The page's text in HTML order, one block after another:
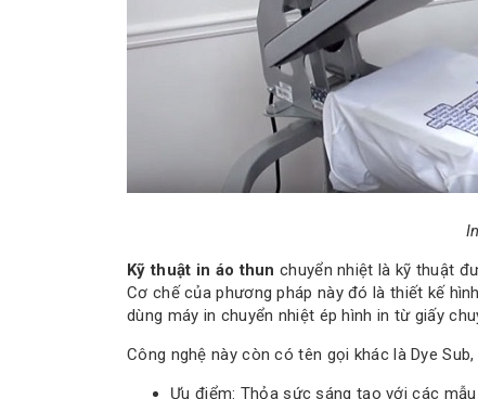
Kỹ thuật in áo thun chuyển nhiệt là kỹ thuật
Cơ chế của phương pháp này đó là thiết kế
dùng máy in chuyển nhiệt ép hình in từ giấy
Công nghệ này còn có tên gọi khác là Dye
Ưu điểm: Thỏa sức sáng tạo với các